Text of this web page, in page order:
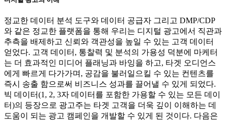
정교한 데이터 분석 도구와 데이터 공급자 그리고 DMP/CDP
와 같은 정교한 플랫폼을 통해 우리는 디지털 광고에서 직관과
추측을 배제하고 신뢰와 객관성을 높일 수 있는 고객 데이터
얻었다. 고객 데이터, 통찰력 및 분석의 가용성 덕분에 마케터
는 더 효과적인 미디어 플래닝과 바잉을 하고, 타겟 오디언스
에게 빠르게 다가가며, 공감을 불러일으킬 수 있는 컨텐츠를
즉시 송출 함으로써 비즈니스 성과를 끌어낼 수 있게 되었다.
빅 데이터(1, 2, 3자 데이터를 포함한 가용할 수 있는 모든 데이
터)의 등장으로 광고주는 타겟 고객을 더욱 깊이 이해하는 데
도움이 되는 광고 캠페인을 개발할 수 있게 된 것이다. 다음은